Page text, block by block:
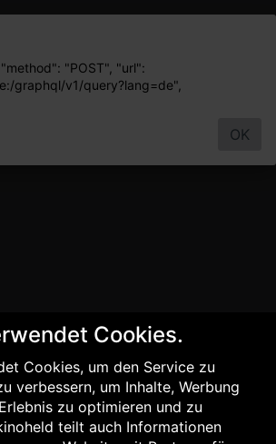
Cookies.
Cookies, um den Service zu
verbessern, um Inhalte, Werbung
zu optimieren und zu
teilt auch Informationen
"method": "POST", "url":
graphql/v1/query?lang=de",
OK